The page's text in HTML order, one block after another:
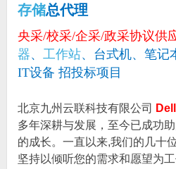
存储总代理
央采/校采/企采/政采协议供
器、 工作站、台式机、笔记
IT设备 招投标项目
北京九州云联科技有限公司
多年深耕与发展，至今已成功
的成长。一直以来,我们的几十
坚持以倾听您的需求和愿望为